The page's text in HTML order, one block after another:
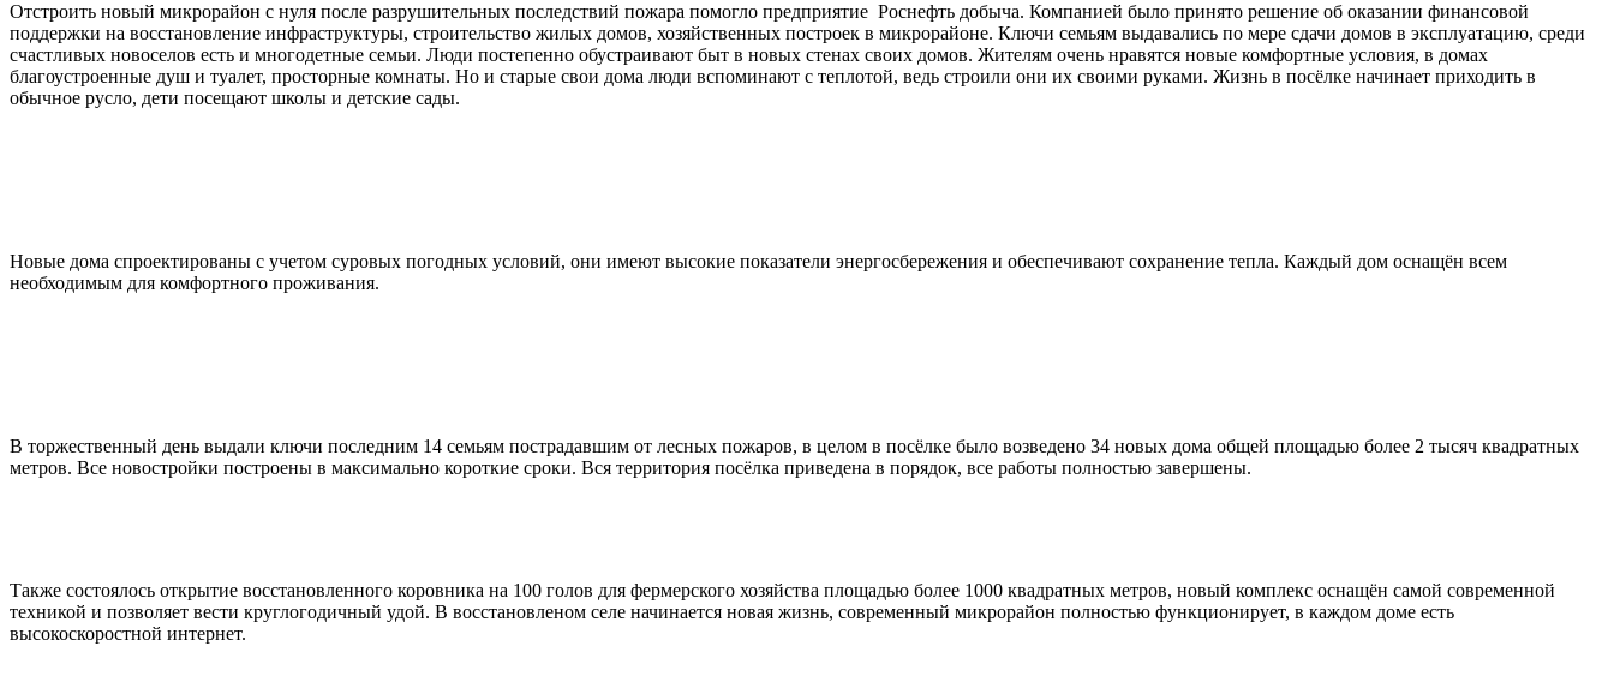
Отстроить новый микрорайон с нуля после разрушительных последствий пожара помогло предприятие Роснефть добыча. Компанией было принято решение об оказании финансовой
поддержки на восстановление инфраструктуры, строительство жилых домов, хозяйственных построек в микрорайоне. Ключи семьям выдавались по мере сдачи домов в эксплуатацию, среди
счастливых новоселов есть и многодетные семьи. Люди постепенно обустраивают быт в новых стенах своих домов. Жителям очень нравятся новые комфортные условия, в домах
благоустроенные душ и туалет, просторные комнаты. Но и старые свои дома люди вспоминают с теплотой, ведь строили они их своими руками. Жизнь в посёлке начинает приходить в
обычное русло, дети посещают школы и детские сады.
Новые дома спроектированы с учетом суровых погодных условий, они имеют высокие показатели энергосбережения и обеспечивают сохранение тепла. Каждый дом оснащён всем
необходимым для комфортного проживания.
В торжественный день выдали ключи последним 14 семьям пострадавшим от лесных пожаров, в целом в посёлке было возведено 34 новых дома общей площадью более 2 тысяч квадратных
метров. Все новостройки построены в максимально короткие сроки. Вся территория посёлка приведена в порядок, все работы полностью завершены.
Также состоялось открытие восстановленного коровника на 100 голов для фермерского хозяйства площадью более 1000 квадратных метров, новый комплекс оснащён самой современной
техникой и позволяет вести круглогодичный удой. В восстановленом селе начинается новая жизнь, современный микрорайон полностью функционирует, в каждом доме есть
высокоскоростной интернет.